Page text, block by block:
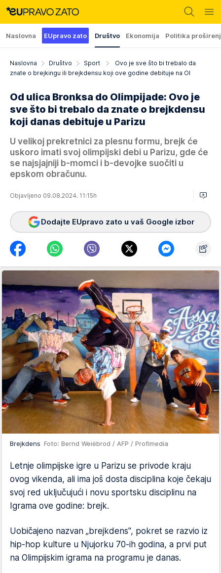
Naslovna EUpravo zato Društvo Ekonomija Politika
Naslovna Društvo Sport
Ovo je sve što bi trebalo da
znate o brejkingu ili brejkdensu koji ove godine debituje na Ol
Od ulica Bronksa do Olimpijade: Ovo je
sve što bi trebalo da znate o brejkdensu
koji danas debituje u Parizu
U velikoj prekretnici za plesnu formu, brejk će
uskoro imati svoj olimpijski debi u Parizu, gde će
se najsjajniji b-momci i b-devojke suočiti u
epskom obračunu.
Objavljeno 09.08.2024. 11:15h
Dodajte EUpravo zato u vaš Google izbor
Brejkdens Foto: Bernd Weiëbrod / AFP / Profimedia
Letnje olimpijske igre u Parizu se privode kraju
ovog vikenda, ali ima još dosta disciplina koje čekaju
svoj red uključujući i novu sportsku disciplinu na
Igrama ove godine: brejk.
Uobičajeno nazvan „brejkdens", pokret se razvio iz
hip-hop kulture u Njujorku 70-ih godina, a prvi put
na Olimpijskim igrama na programu je danas.